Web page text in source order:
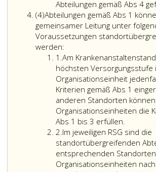
ist
die
erforderliche
Weiterbetreuung
entlassener
Patienten
durch
die
Partner-
oder
Mutterabteilung
sicherzustellen.
Fachschwerpunkte
müssen
über
3
Abteilungen gemäß Abs 4
(4)Absatz
4
Abteilungen gemäß Abs 1
gemeinsamer Leitung unter
Voraussetzungen
werden:
gemäß
Absatz
eins,
können
unter
gemeinsamer
Leitung
unter
folgenden
Voraussetzungen
standortübergreifend
1.Ziffer
eins
Am
höchsten Versorgungsstufe
Organisationseinheit
Kriterien gemäß Abs 1
anderen Standorten
Organisationseinheiten die
Abs 1 bis 3 erfüllen.
der
höchsten
2.Ziffer
2
Im jeweiligen RSG sind die
standortübergreifenden
entsprechenden
Organisationseinheiten